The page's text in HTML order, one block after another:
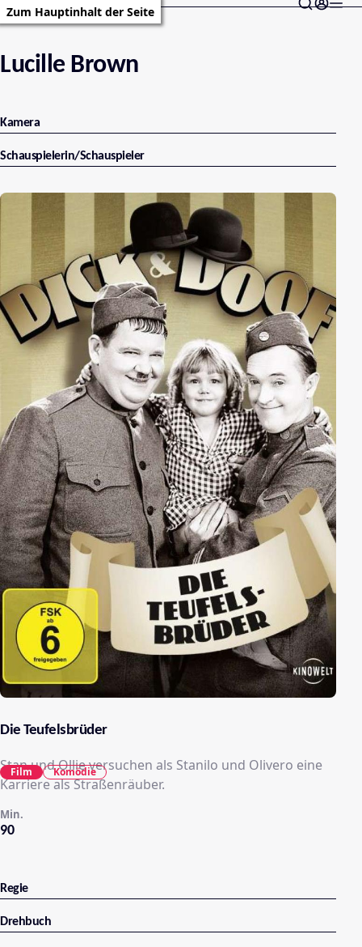
Zum Hauptinhalt der Seite
Lucille Brown
Kamera
Schauspielerin/Schauspieler
Die Teufelsbrüder
Stan und Ollie versuchen als Stanilo und Olivero eine
Karriere als Straßenräuber.
90
Min.
Film Komödie
Regie
Drehbuch